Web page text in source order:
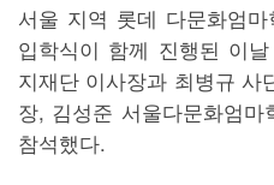
서울 지역 롯데 다문화엄
입학식이 함께 진행된 이
지재단 이사장과 최병규 사
장, 김성준 서울다문화엄
참석했다.